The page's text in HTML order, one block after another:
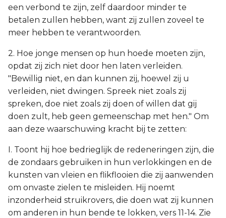
een verbond te zijn, zelf daardoor minder te
betalen zullen hebben, want zij zullen zoveel te
meer hebben te verantwoorden.
2. Hoe jonge mensen op hun hoede moeten zijn,
opdat zij zich niet door hen laten verleiden.
"Bewillig niet, en dan kunnen zij, hoewel zij u
verleiden, niet dwingen. Spreek niet zoals zij
spreken, doe niet zoals zij doen of willen dat gij
doen zult, heb geen gemeenschap met hen." Om
aan deze waarschuwing kracht bij te zetten:
I. Toont hij hoe bedrieglijk de redeneringen zijn, die
de zondaars gebruiken in hun verlokkingen en de
kunsten van vleien en flikflooien die zij aanwenden
om onvaste zielen te misleiden. Hij noemt
inzonderheid struikrovers, die doen wat zij kunnen
om anderen in hun bende te lokken, vers 11-14. Zie